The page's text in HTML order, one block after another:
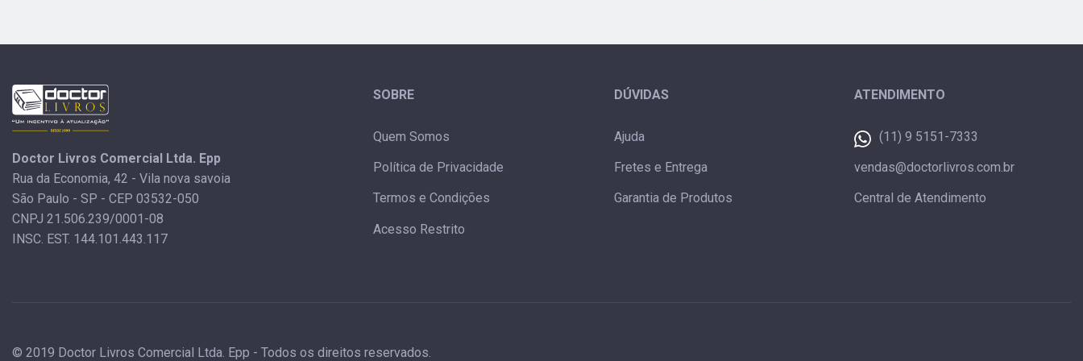
Doctor Livros Comercial Ltda. Epp
Rua da Economia, 42 - Vila nova savoia
São Paulo - SP - CEP 03532-050
CNPJ 21.506.239/0001-08
INSC. EST. 144.101.443.117
SOBRE
Quem Somos
Política de Privacidade
Termos e Condições
Acesso Restrito
DÚVIDAS
Ajuda
Fretes e Entrega
Garantia de Produtos
ATENDIMENTO
(11) 9 5151-7333
vendas@doctorlivros.com.br
Central de Atendimento
© 2019 Doctor Livros Comercial Ltda. Epp - Todos os direitos reservados.